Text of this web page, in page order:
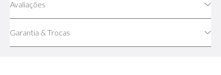
Avaliações
Garantia & Trocas